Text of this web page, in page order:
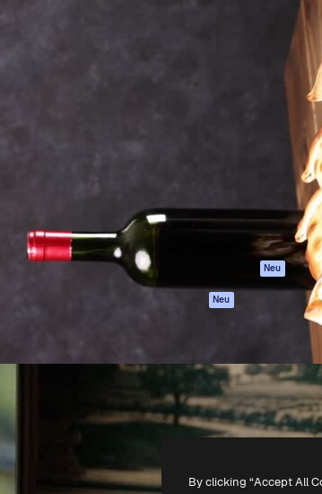
Kreativen, Unternehmen,
Stimmengenerator
Neu
Neu
Alle Magnific-Tools
2026 Freepik Company S.L.U.Alle Rechte vorbehalten .
By clicking “Accept All